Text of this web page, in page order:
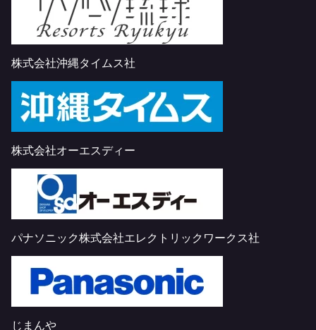
株式会社沖縄タイムス社
株式会社オーエスディー
パナソニック株式会社エレクトリックワークス社
じまんや